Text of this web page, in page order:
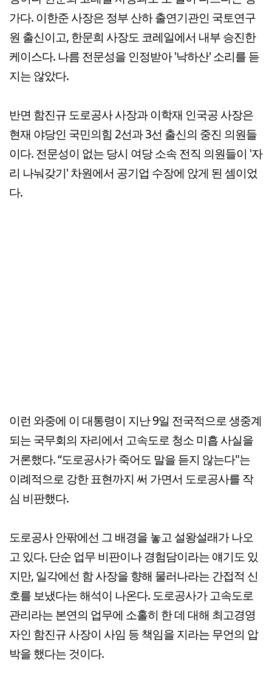
가다. 이한준 사장은 정부 산하 출연기관인 국토연구
원 출신이고, 한문희 사장도 코레일에서 내부 승진한
케이스다. 나름 전문성을 인정받아 '낙하산' 소리를 듣
지는 않았다.
반면 함진규 도로공사 사장과 이학재 인국공 사장은
현재 야당인 국민의힘 2선과 3선 출신의 중진 의원들
이다. 전문성이 없는 당시 여당 소속 전직 의원들이 '자
리 나눠갖기' 차원에서 공기업 수장에 앉게 된 셈이었
다.
이런 와중에 이 대통령이 지난 9일 전국적으로 생중계
되는 국무회의 자리에서 고속도로 청소 미흡 사실을
거론했다. “도로공사가 죽어도 말을 듣지 않는다"는
이례적으로 강한 표현까지 써 가면서 도로공사를 작
심 비판했다.
도로공사 안팎에선 그 배경을 놓고 설왕설래가 나오
고 있다. 단순 업무 비판이나 경험담이라는 얘기도 있
지만, 일각에선 함 사장을 향해 물러나라는 간접적 신
호를 보냈다는 해석이 나온다. 도로공사가 고속도로
관리라는 본연의 업무에 소홀히 한 데 대해 최고경영
자인 함진규 사장이 사임 등 책임을 지라는 무언의 압
박을 했다는 것이다.